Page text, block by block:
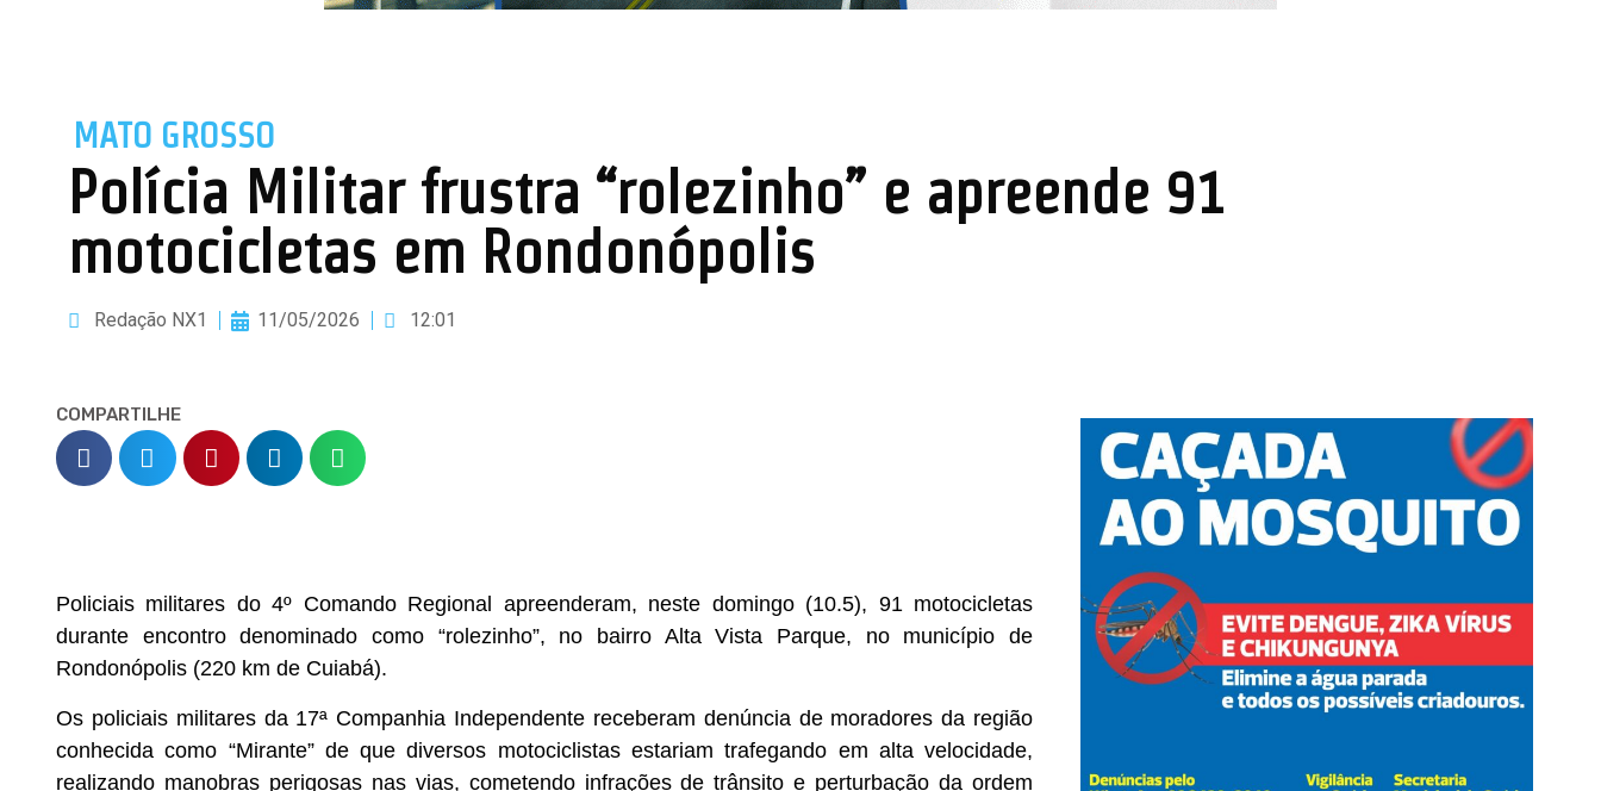
MATO GROSSO
Polícia Militar frustra “rolezinho” e apreende 91
motocicletas em Rondonópolis
Redação NX1 11/05/2026 12:01
COMPARTILHE
Policiais militares do 4º Comando Regional apreenderam, neste domingo (10.5), 91 motocicletas
durante encontro denominado como “rolezinho”, no bairro Alta Vista Parque, no município de
Rondonópolis (220 km de Cuiabá).
Os policiais militares da 17ª Companhia Independente receberam denúncia de moradores da região
conhecida como “Mirante” de que diversos motociclistas estariam trafegando em alta velocidade,
realizando manobras perigosas nas vias, cometendo infrações de trânsito e perturbação da ordem